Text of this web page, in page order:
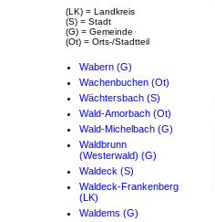
(LK) = Landkreis
(S) = Stadt
(G) = Gemeinde
(Ot) = Orts-/Stadtteil
Wabern (G)
Wachenbuchen (Ot)
Wächtersbach (S)
Wald-Amorbach (Ot)
Wald-Michelbach (G)
Waldbrunn
(Westerwald) (G)
Waldeck (S)
Waldeck-Frankenberg
(LK)
Waldems (G)